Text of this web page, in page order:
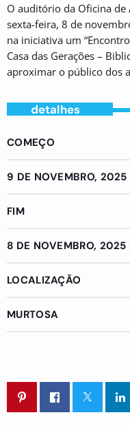
O auditório da Oficina de
sexta-feira, 8 de
na iniciativa um
Casa das Gerações –
aproximar o público dos
detalhes
COMEÇO
9 DE NOVEMBRO,
FIM
8 DE NOVEMBRO, 2025
LOCALIZAÇÃO
MURTOSA